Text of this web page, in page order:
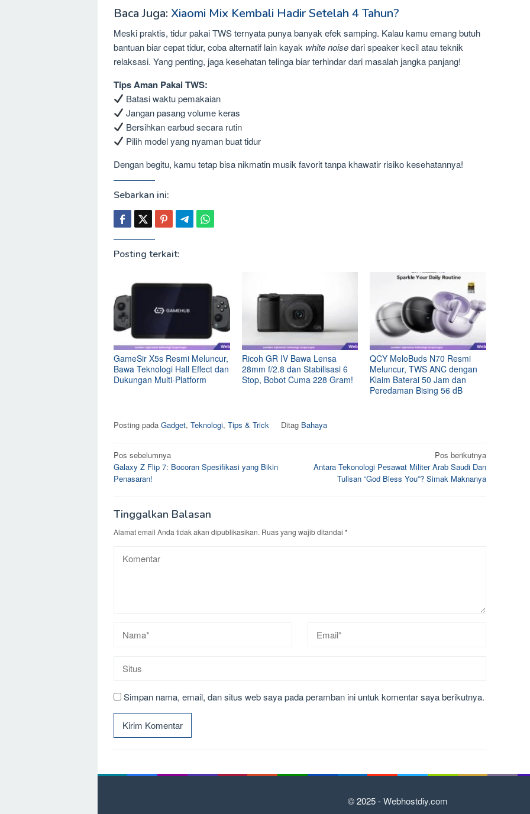
Baca Juga: Xiaomi Mix Kembali Hadir Setelah 4 Tahun?
Meski praktis, tidur pakai TWS ternyata punya banyak efek samping. Kalau kamu emang butuh
bantuan biar cepat tidur, coba alternatif lain kayak white noisedari speaker kecil atau teknik
relaksasi. Yang penting, jaga kesehatan telinga biar terhindar dari masalah jangka panjang!
Tips Aman Pakai TWS:
Batasi waktu pemakaian
Jangan pasang volume keras
Bersihkan earbud secara rutin
Pilih model yang nyaman buat tidur
Dengan begitu, kamu tetap bisa nikmatin musik favorit tanpa khawatir risiko kesehatannya!
Sebarkan ini:
Posting terkait:
GameSir X5s Resmi Meluncur,
Bawa Teknologi Hall Effect dan
Dukungan Multi-Platform
Ricoh GR IV Bawa Lensa
28mm f/2.8 dan Stabilisasi 6
Stop, Bobot Cuma 228 Gram!
QCY MeloBuds N70 Resmi
Meluncur, TWS ANC dengan
Klaim Baterai 50 Jam dan
Peredaman Bising 56 dB
Posting pada Gadget, Teknologi, Tips & Trick Ditag Bahaya
Navigasi
pos
Pos sebelumnya
Galaxy Z Flip 7: Bocoran Spesifikasi yang Bikin
Penasaran!
Pos berikutnya
Antara Tekonologi Pesawat Militer Arab Saudi Dan
Tulisan “God Bless You”? Simak Maknanya
Tinggalkan Balasan
Alamat email Anda tidak akan dipublikasikan. Ruas yang wajib ditandai *
Simpan nama, email, dan situs web saya pada peramban ini untuk komentar saya berikutnya.
© 2025 -Webhostdiy.com